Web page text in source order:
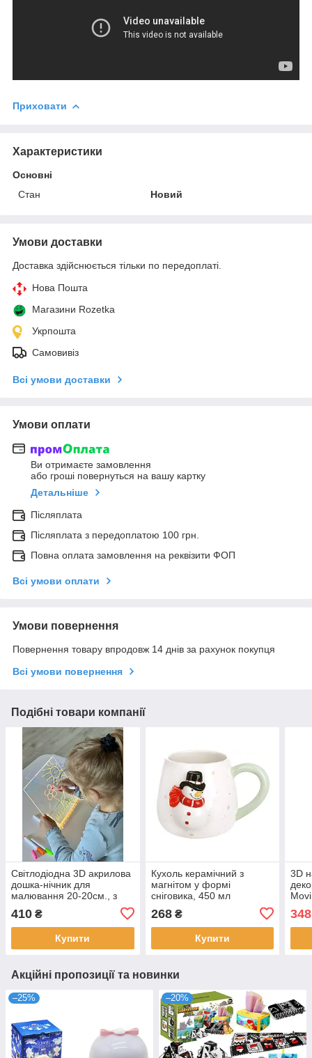
Приховати
Характеристики
Основні
Стан
Новий
Умови доставки
Доставка здійснюється тільки по передоплаті.
Нова Пошта
Магазини Rozetka
Укрпошта
Самовивіз
Всі умови доставки
Умови оплати
Ви отримаєте замовлення
або гроші повернуться на вашу картку
Детальніше
Післяплата
Післяплата з передоплатою 100 грн.
Повна оплата замовлення на реквізити ФОП
Всі умови оплати
Умови повернення
Повернення товару впродовж 14 днів за рахунок покупця
Всі умови повернення
Подібні товари компанії
Світлодіодна 3D акрилова
дошка-нічник для
малювання 20-20см., з
ганчіркою, регулюєма
підставка, DIY Lamp.
410 ₴
Купити
Кухоль керамічний з
магнітом у формі
сніговика, 450 мл
268₴
Купити
3D
348
Акційні пропозиції та новинки
–25% –20%